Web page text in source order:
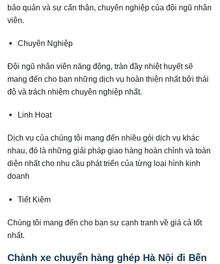
bảo quản và sự cẩn thận, chuyên nghiệp của đội ngũ nhân
viên.
Chuyên Nghiệp
Đội ngũ nhân viên năng động, tràn đầy nhiệt huyết sẽ
mang đến cho bạn những dịch vụ hoàn thiện nhất bởi thái
độ và trách nhiệm chuyên nghiệp nhất.
Linh Hoạt
Dịch vụ của chúng tôi mang đến nhiều gói dịch vụ khác
nhau, đó là những giải pháp giao hàng hoàn chỉnh và toàn
diện nhất cho nhu cầu phát triển của từng loại hình kinh
doanh
Tiết Kiệm
Chúng tôi mang đến cho bạn sự cạnh tranh về giá cả tốt
nhất.
Chành xe chuyển hàng ghép Hà Nội đi Bến